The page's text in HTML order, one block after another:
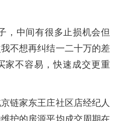
中间有很多止损机会但
不想再纠结一二十万的差
家不容易，快速成交更重
家东王庄社区店经纪人
护的房源平均成交周期在